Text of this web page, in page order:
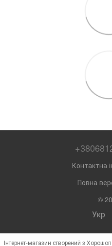
Контактна
Повна
©
Укр
Інтернет-магазин створений з Хорошоп